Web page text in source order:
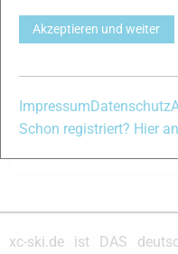
Passwort:
Angemeldet bleiben
Anmelden
xc-ski.de ist DAS
Akzeptieren und weiter
ImpressumDatenschutz
Schon registriert? Hier